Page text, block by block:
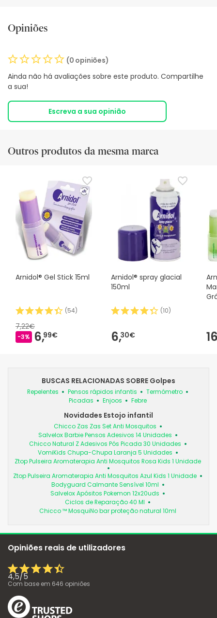
Opiniões
(0 opiniões)
Ainda não há avaliações sobre este produto. Compartilhe
a sua!
Escreva a sua opinião
Outros produtos da mesma marca
Arnidol® Gel Stick 15ml
(54)
7,22€
-3% 6,99€
Arnidol® spray glacial
150ml
(10)
6,30€
BUSCAS RELACIONADAS SOBRE Golpes
Repelentes Pensos rápidos infantis
Termómetro
Picadas
Enjoos Febre
Novidades Estojo infantil
Chicco Zas Zas Set Anti Mosquitos
Salvelox Barbie Pensos Adesivos 14 Unidades
Chicco Natural Z Adesivos Pós Picada 30 Unidades
VomiKids Chupa-Chupa Laranja 5 Unidades
Ztop Pulseira Aromaterapia Anti Mosquitos Rosa Kids 1 Unidade
Ztop Pulseira Aromaterapia Anti Mosquitos Azul Kids 1 Unidade
Bodyguard Calmante Sensível 10ml
Salvelox Apósitos Pokemon 12x20uds
Ciclos de Reparação 40 Ml
Chicco ™ MosquiNo bar proteção natural 10ml
Opiniões reais de utilizadores
4,5/5
Com base em 646 opiniões